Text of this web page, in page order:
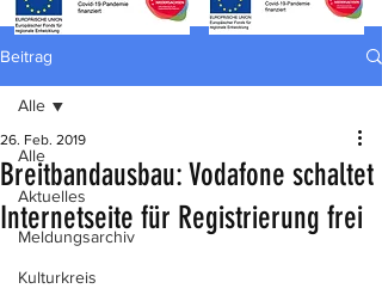
Beitrag
Alle
Aktuelles
Meldungsarchiv
Kulturkreis
Alle
Breitbandausbau: Vodafone schaltet
Internetseite für Registrierung frei
26. Feb. 2019